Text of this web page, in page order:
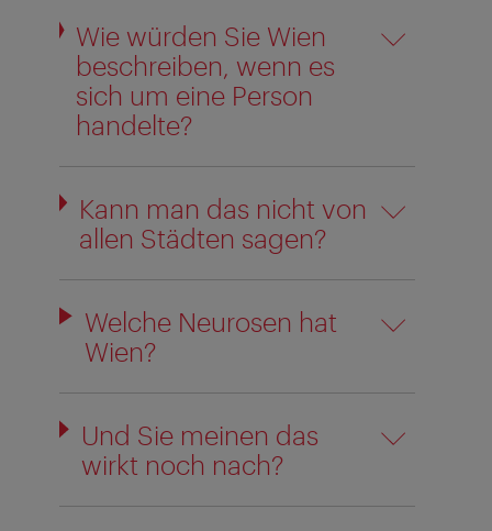
Wie würden Sie Wien
beschreiben, wenn es
sich um eine Person
handelte?
Kann man das nicht von
allen Städten sagen?
Welche Neurosen hat
Wien?
Und Sie meinen das
wirkt noch nach?